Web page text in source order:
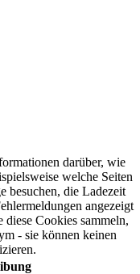
darüber, wie
welche Seiten
besuchen, die Ladezeit
angezeigt
Cookies sammeln,
- sie können keinen